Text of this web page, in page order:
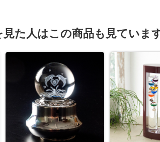
見た人はこの商品も見ていま